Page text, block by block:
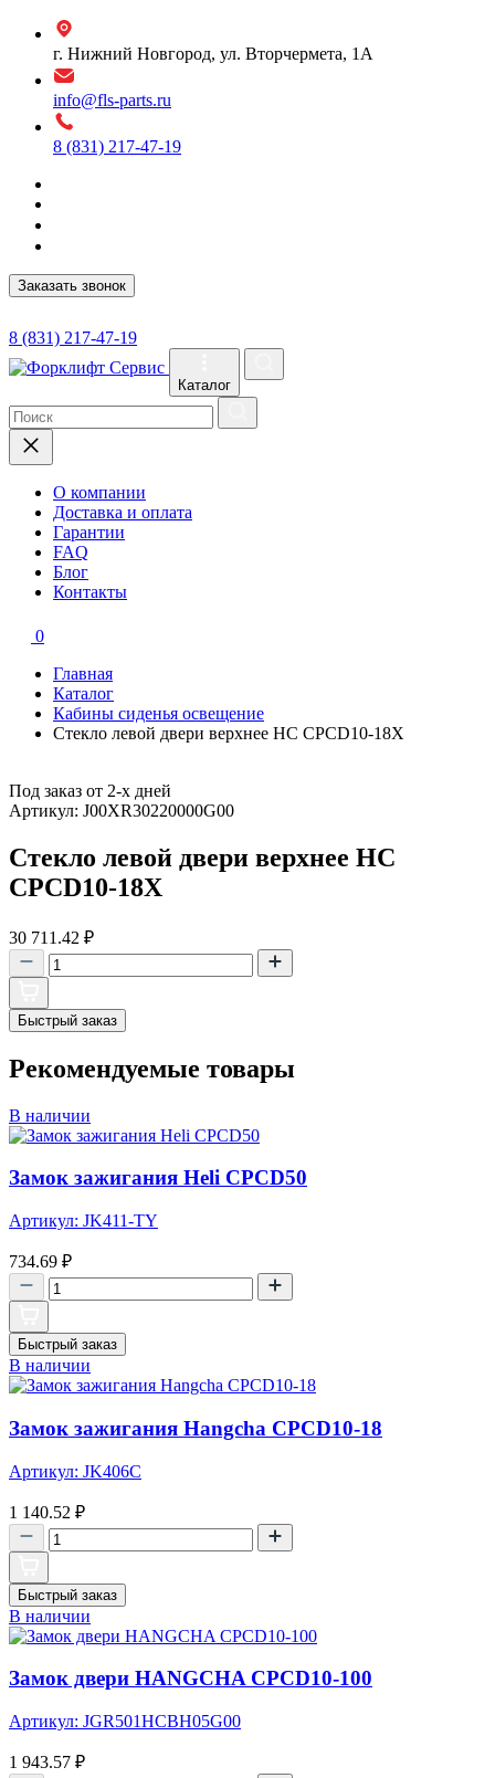
г. Нижний Новгород, ул. Вторчермета, 1А
info@fls-parts.ru
8 (831) 217-47-19
Заказать звонок
8 (831) 217-47-19
Каталог
О компании
Доставка и оплата
Гарантии
FAQ
Блог
Контакты
0
Главная
Каталог
Кабины сиденья освещение
Стекло левой двери верхнее HC CPCD10-18X
Под заказ от 2-х дней
Артикул: J00XR30220000G00
Стекло левой двери верхнее HC
CPCD10-18X
30 711.42 ₽
Быстрый заказ
Рекомендуемые товары
В наличии
Замок зажигания Heli CPCD50
Артикул: JK411-TY
734.69 ₽
Быстрый заказ
В наличии
Замок зажигания Hangcha CPCD10-18
Артикул: JK406C
1 140.52 ₽
Быстрый заказ
В наличии
Замок двери HANGCHA CPCD10-100
Артикул: JGR501HCBH05G00
1 943.57 ₽